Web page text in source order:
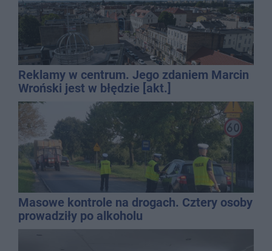
Reklamy w centrum. Jego zdaniem Marcin
Wroński jest w błędzie [akt.]
Masowe kontrole na drogach. Cztery osoby
prowadziły po alkoholu